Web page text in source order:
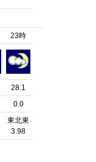
23時
28.1
0.0
東北東
3.98